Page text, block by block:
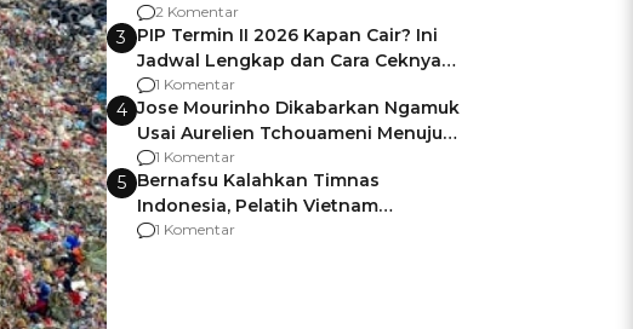
Pemalang
2 Komentar
3 PIP Termin II 2026 Kapan Cair? Ini
Jadwal Lengkap dan Cara Ceknya
agar Dana Tidak Hangus!
1 Komentar
4 Jose Mourinho Dikabarkan Ngamuk
Usai Aurelien Tchouameni Menuju
Manchester United
1 Komentar
5 Bernafsu Kalahkan Timnas
Indonesia, Pelatih Vietnam
Berencana Pakai Jimat di Pakansari
1 Komentar